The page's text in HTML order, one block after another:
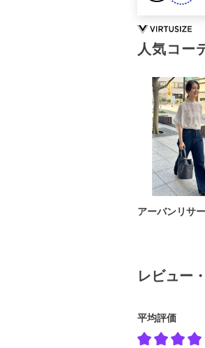
人気コー
アーバンリサ
レビュー
平均評価